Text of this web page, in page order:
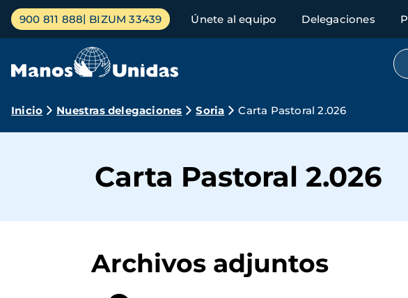
Pasar
contenido
Menú
principal
900 811 888 BIZUM 33439 Únete al equipo Delegaciones
Ruta
navegación
Inicio Nuestras delegaciones Soria Carta Pastoral 2.026
Carta Pastoral 2.026
Archivos adjuntos